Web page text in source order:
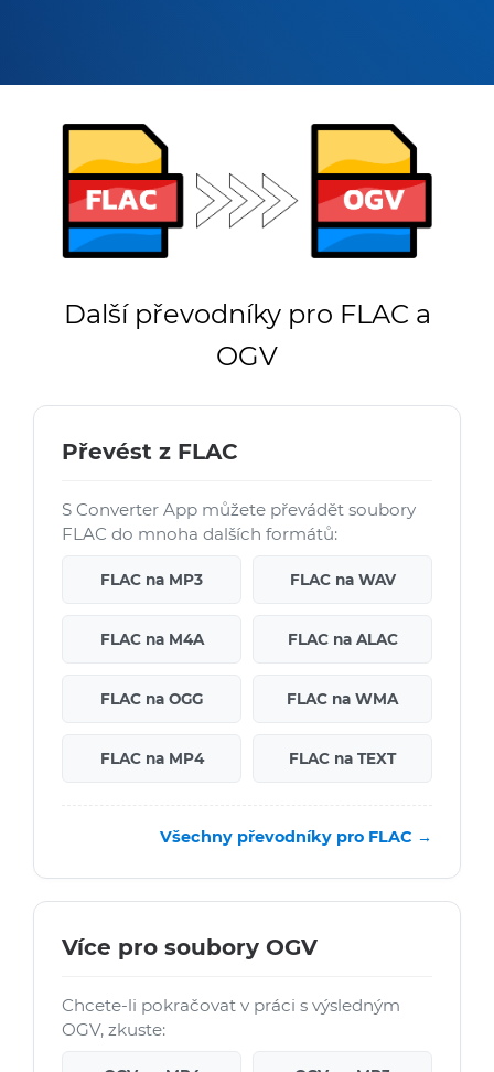
Další převodníky pro FLAC a
OGV
Převést z FLAC
S Converter App můžete převádět soubory
FLAC do mnoha dalších formátů:
FLAC na MP3 FLAC na WAV
FLAC na M4A FLAC na ALAC
FLAC na OGG FLAC na WMA
FLAC na MP4 FLAC na TEXT
Všechny převodníky pro FLAC →
Více pro soubory OGV
Chcete-li pokračovat v práci s výsledným
OGV, zkuste: